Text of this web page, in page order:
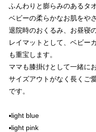
ふんわりと膨らみのあるタ
ベビーの柔らかなお肌をや
退院時のおくるみ、お昼寝
レイマットとして、ベビー
も重宝します。
ママも膝掛けとして一緒に
サイズアウトがなく長くご
です。
▪︎light blue
▪︎light pink